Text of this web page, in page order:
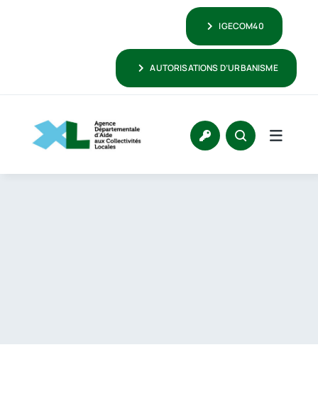
IGECOM40
AUTORISATIONS D’URBANISME